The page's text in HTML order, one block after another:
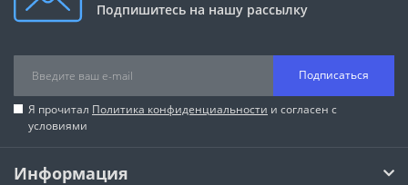
Подпишитесь на нашу рассылку
Подписаться
Я прочитал Политика конфиденциальности и согласен с
условиями
Информация